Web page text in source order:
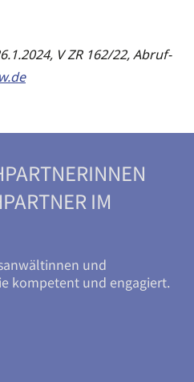
V ZR 162/22, Abruf-
IM
und
kompetent und engagiert.